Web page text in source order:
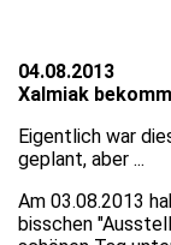
04.08.2013
Xalmiak
Eigentlich war
geplant, aber ...
Am 03.08.2013
bisschen